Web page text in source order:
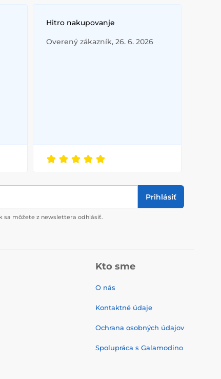
Hitro nakupovanje
Overený zákazník, 26. 6. 2026
Prihlásiť
sa môžete z newslettera odhlásiť.
Kto sme
O nás
Kontaktné údaje
Ochrana osobných údajov
Spolupráca s Galamodino